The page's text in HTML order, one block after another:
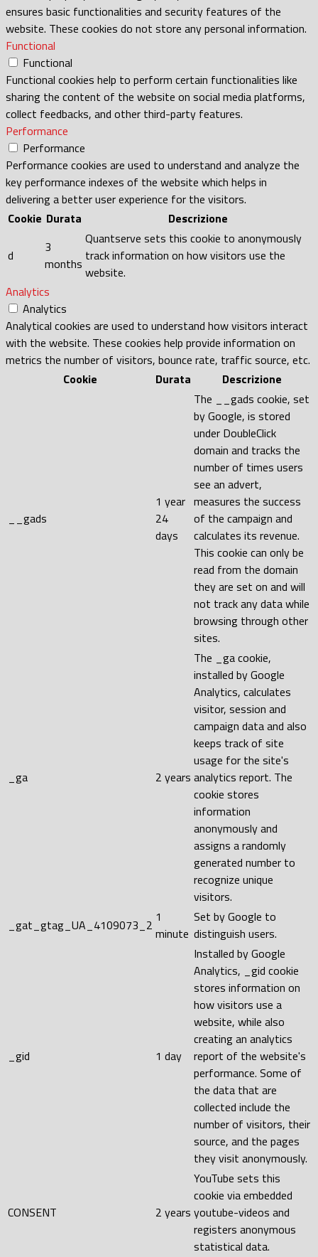
ensures basic functionalities and security features of the
website. These cookies do not store any personal information.
Functional
Functional
Functional cookies help to perform certain functionalities like
sharing the content of the website on social media platforms,
collect feedbacks, and other third-party features.
Performance
Performance
Performance cookies are used to understand and analyze the
key performance indexes of the website which helps in
delivering a better user experience for the visitors.
Cookie Durata Descrizione
d
3
months
Quantserve sets this cookie to anonymously
track information on how visitors use the
website.
Analytics
Analytics
Analytical cookies are used to understand how visitors interact
with the website. These cookies help provide information on
metrics the number of visitors, bounce rate, traffic source, etc.
Cookie
Durata Descrizione
__gads
1 year
24
days
The __gads cookie, set
by Google, is stored
under DoubleClick
domain and tracks the
number of times users
see an advert,
measures the success
of the campaign and
calculates its revenue.
This cookie can only be
read from the domain
they are set on and will
not track any data while
browsing through other
sites.
_ga 2 years
The _ga cookie,
installed by Google
Analytics, calculates
visitor, session and
campaign data and also
keeps track of site
usage for the site's
analytics report. The
cookie stores
information
anonymously and
assigns a randomly
generated number to
recognize unique
visitors.
_gat_gtag_UA_4109073_2 1
minute
Set by Google to
distinguish users.
_gid 1 day
Installed by Google
Analytics, _gid cookie
stores information on
how visitors use a
website, while also
creating an analytics
report of the website's
performance. Some of
the data that are
collected include the
number of visitors, their
source, and the pages
they visit anonymously.
CONSENT 2 years
YouTube sets this
cookie via embedded
youtube-videos and
registers anonymous
statistical data.